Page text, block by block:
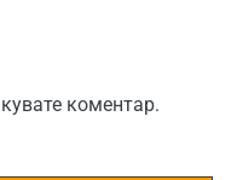
коментар.